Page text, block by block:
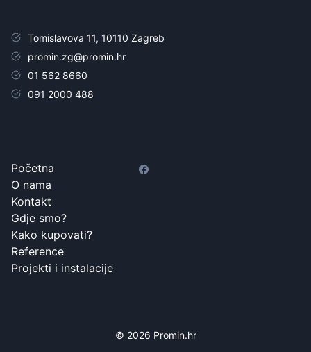
Tomislavova 11, 10110 Zagreb
promin.zg@promin.hr
01 562 8660
091 2000 488
Početna
O nama
Kontakt
Gdje smo?
Kako kupovati?
Reference
Projekti i instalacije
© 2026 Promin.hr